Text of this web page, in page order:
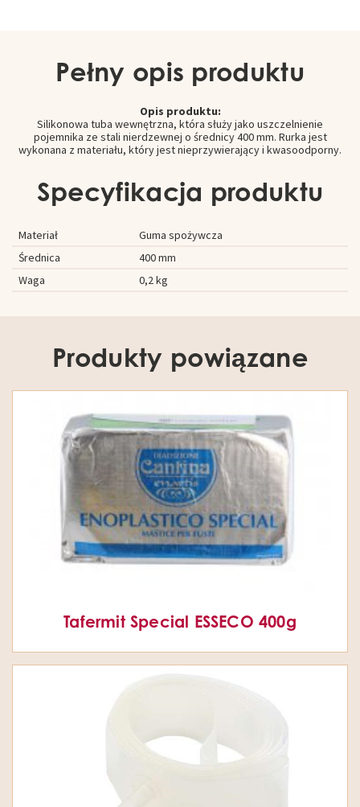
Pełny opis produktu
Opis produktu:
Silikonowa tuba wewnętrzna, która służy jako uszczelnienie
pojemnika ze stali nierdzewnej o średnicy 400 mm. Rurka jest
wykonana z materiału, który jest nieprzywierający i kwasoodporny.
Specyfikacja produktu
Materiał
Guma spożywcza
Średnica
400 mm
Waga
0,2 kg
Produkty powiązane
Tafermit Special ESSECO 400g